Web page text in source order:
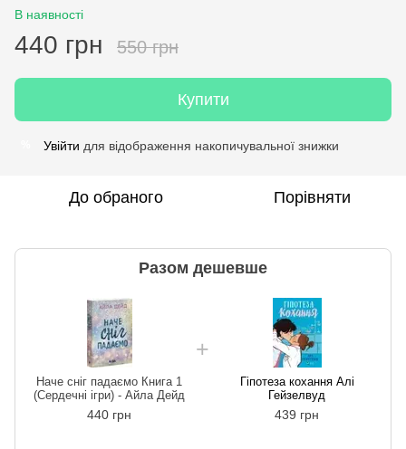
В наявності
440 грн 550 грн
Купити
Увійти для відображення накопичувальної знижки
До обраного Порівняти
Разом дешевше
Наче сніг падаємо Книга 1
(Сердечні ігри) - Айла Дейд
440 грн
Гіпотеза кохання Алі
Гейзелвуд
439 грн